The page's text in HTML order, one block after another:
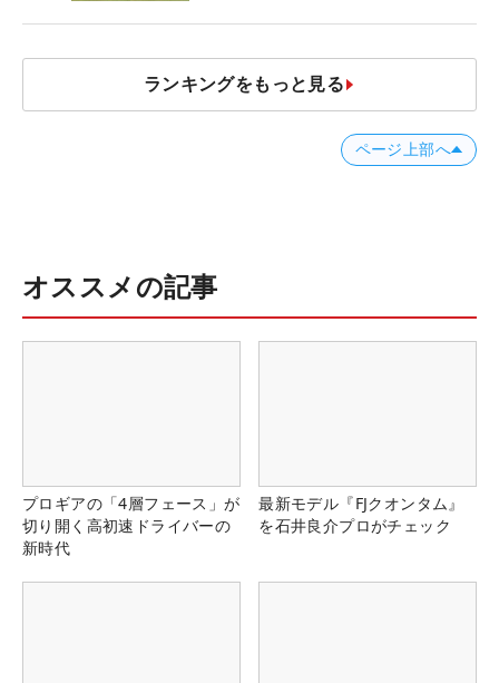
ランキングをもっと見る
ページ上部へ
オススメの記事
プロギアの「4層フェース」が
切り開く高初速ドライバーの
新時代
最新モデル『FJクオンタム』
を石井良介プロがチェック